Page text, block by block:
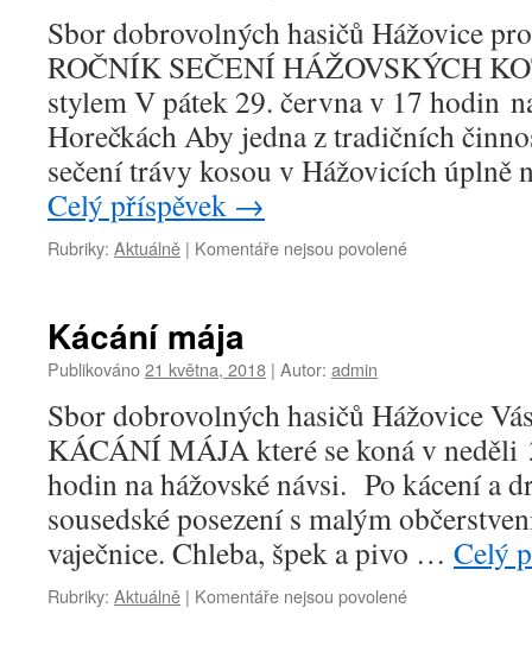
Končinách
Sbor dobrovolných hasičů Hážovice
ROČNÍK SEČENÍ HÁŽOVSKÝCH
stylem V pátek 29. června v 17 hodin
Horečkách Aby jedna z tradičních
sečení trávy kosou v Hážovicích
Celý příspěvek →
Rubriky: Aktuálně | Komentáře nejsou povolenéu
Kácání mája
Publikováno21 května, 2018 | Autor: admin
Sbor dobrovolných hasičů Hážovice
KÁCÁNÍ MÁJA které se koná v neděli
hodin na hážovské návsi. Po kácení a
sousedské posezení s malým
vaječnice. Chleba, špek a pivo … Celý
Rubriky: Aktuálně | Komentáře nejsou povolenéu